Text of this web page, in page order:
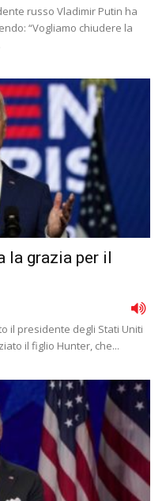
russo Vladimir Putin ha
“Vogliamo chiudere la
la grazia per il
il presidente degli Stati Uniti
il figlio Hunter, che...